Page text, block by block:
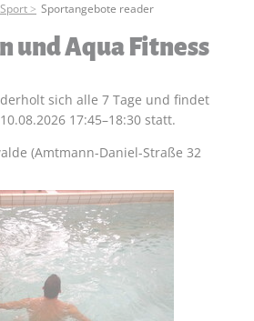
Sport Sportangebote reader
und Aqua Fitness
sich alle 7 Tage und findet
10.08.2026 17:45–18:30 statt.
(Amtmann-Daniel-Straße 32